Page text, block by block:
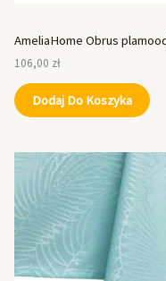
AmeliaHome Obrus
106,00 zł
Dodaj Do Koszyka